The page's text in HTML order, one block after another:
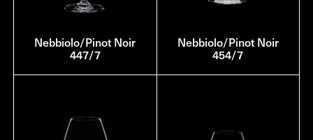
Nebbiolo/Pinot Noir
447/7
Nebbiolo/Pinot Noir
454/7